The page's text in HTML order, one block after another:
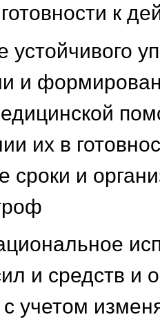
к
устойчивого
и
их в
сроки и
и средств и
учетом